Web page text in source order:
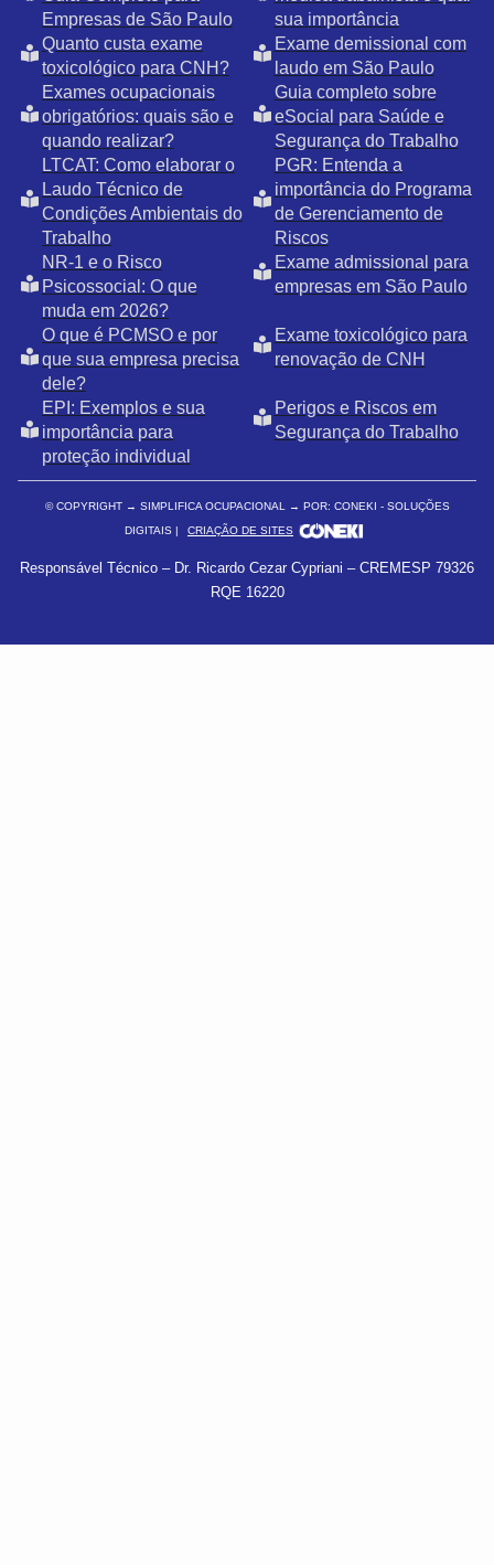
Empresas de São Paulo
sua importância
Quanto custa exame
toxicológico para CNH?
Exame demissional com
laudo em São Paulo
Exames ocupacionais
obrigatórios: quais são e
quando realizar?
Guia completo sobre
eSocial para Saúde e
Segurança do Trabalho
LTCAT: Como elaborar o
Laudo Técnico de
Condições Ambientais do
Trabalho
PGR: Entenda a
importância do Programa
de Gerenciamento de
Riscos
NR-1 e o Risco
Psicossocial: O que
muda em 2026?
Exame admissional para
empresas em São Paulo
O que é PCMSO e por
que sua empresa precisa
dele?
Exame toxicológico para
renovação de CNH
EPI: Exemplos e sua
importância para
proteção individual
Perigos e Riscos em
Segurança do Trabalho
© COPYRIGHT → SIMPLIFICA OCUPACIONAL → POR: CONEKI - SOLUÇÕES
DIGITAIS |
CRIAÇÃO DE SITES
Responsável Técnico – Dr. Ricardo Cezar Cypriani – CREMESP 79326
RQE 16220